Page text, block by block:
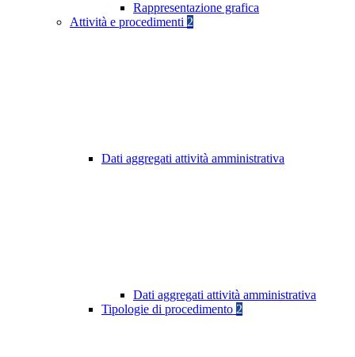
Rappresentazione grafica
Attività e procedimenti 2
Dati aggregati attività amministrativa
Dati aggregati attività amministrativa
Tipologie di procedimento 2